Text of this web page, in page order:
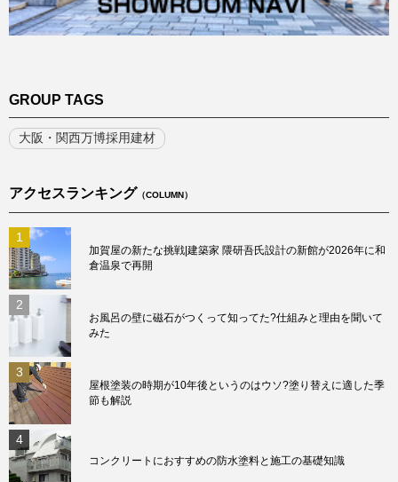
GROUP TAGS
大阪・関西万博採用建材
アクセスランキング （COLUMN）
1
加賀屋の新たな挑戦|建築家 隈研吾氏設計の新館が2026年に和
倉温泉で再開
2
お風呂の壁に磁石がつくって知ってた?仕組みと理由を聞いて
みた
3
屋根塗装の時期が10年後というのはウソ?塗り替えに適した季
節も解説
4
コンクリートにおすすめの防水塗料と施工の基礎知識